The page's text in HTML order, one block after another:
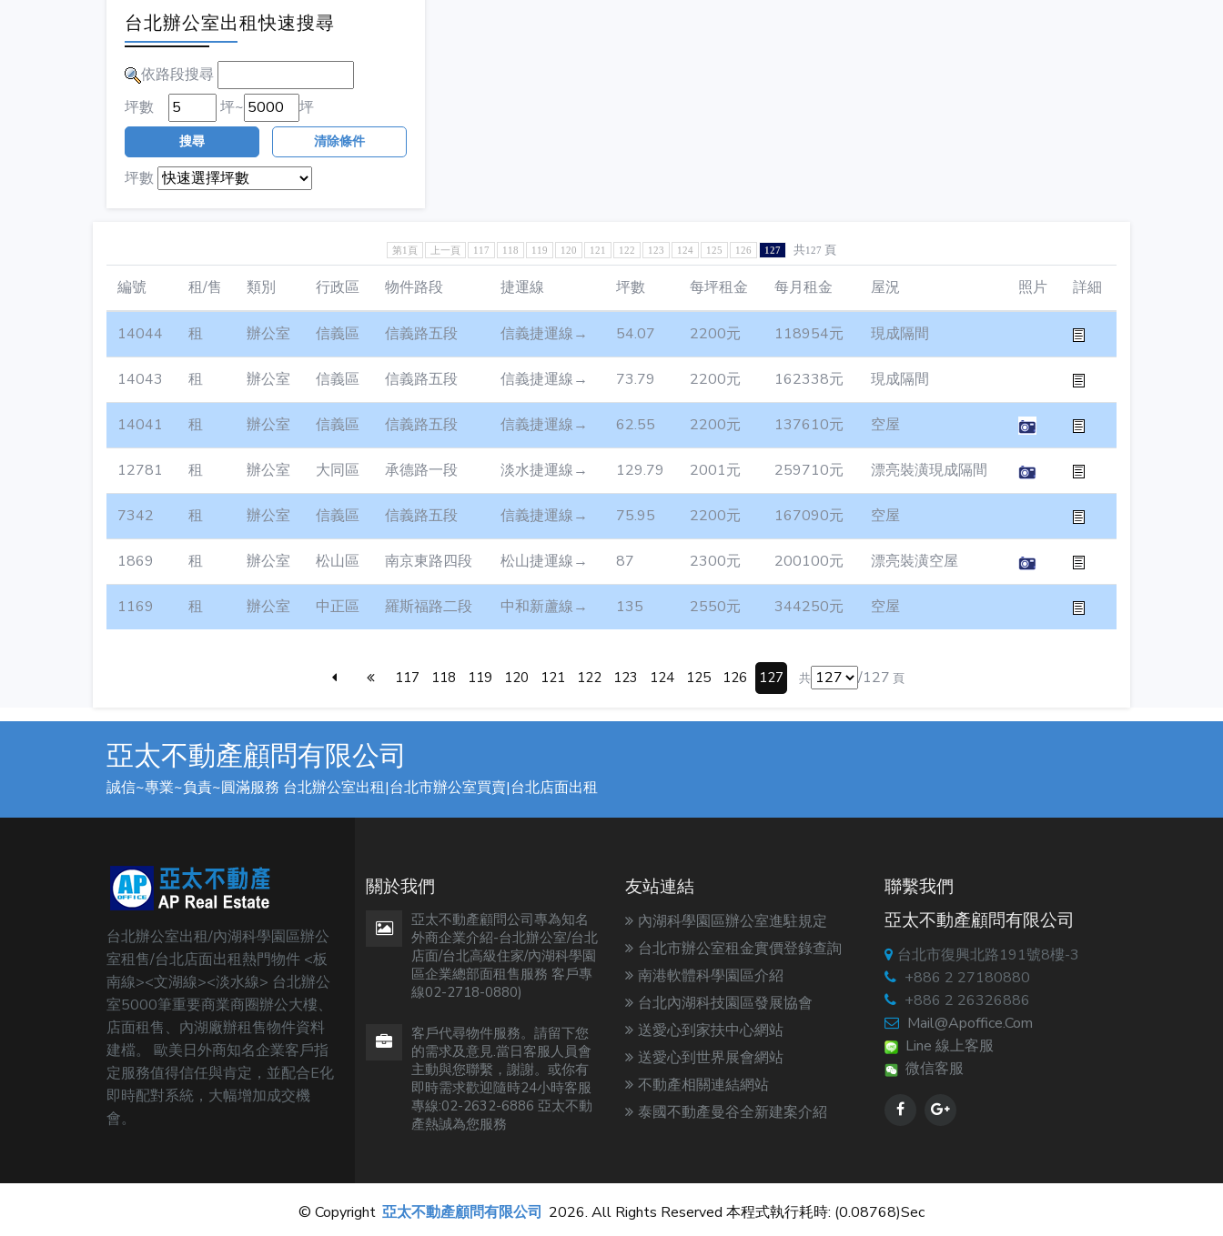
台北辦公室出租快速搜尋
依路段搜尋
坪數
坪~ 坪
搜尋 清除條件
坪數
第1頁 上一頁 117 118 119 120 121 122 123 124 125 126 127 共127 頁
編號 租/售 類別 行政區 物件路段 捷運線 坪數 每坪租金 每月租金 屋況 照片 詳細
14044 租 辦公室 信義區 信義路五段 信義捷運線→ 54.07 2200元 118954元 現成隔間
14043 租 辦公室 信義區 信義路五段 信義捷運線→ 73.79 2200元 162338元 現成隔間
14041 租 辦公室 信義區 信義路五段 信義捷運線→ 62.55 2200元 137610元 空屋
12781 租 辦公室 大同區 承德路一段 淡水捷運線→ 129.79 2001元 259710元 漂亮裝潢現成隔間
7342 租 辦公室 信義區 信義路五段 信義捷運線→ 75.95 2200元 167090元 空屋
1869 租 辦公室 松山區 南京東路四段 松山捷運線→ 87 2300元 200100元 漂亮裝潢空屋
1169 租 辦公室 中正區 羅斯福路二段 中和新蘆線→ 135 2550元 344250元 空屋
117 118 119 120 121 122 123 124 125 126 127 共 /127 頁
亞太不動產顧問有限公司
誠信~專業~負責~圓滿服務 台北辦公室出租|台北市辦公室買賣|台北店面出租
台北辦公室出租/內湖科學園區辦公
室租售/台北店面出租熱門物件 <板
南線><文湖線><淡水線> 台北辦公
室5000筆重要商業商圈辦公大樓、
店面租售、內湖廠辦租售物件資料
建檔。 歐美日外商知名企業客戶指
定服務值得信任與肯定，並配合E化
即時配對系統，大幅增加成交機
會。
關於我們
亞太不動產顧問公司專為知名
外商企業介紹-台北辦公室/台北
店面/台北高級住家/內湖科學園
區企業總部面租售服務 客戶專
線02-2718-0880)
客戶代尋物件服務。請留下您
的需求及意見.當日客服人員會
主動與您聯繫，謝謝。或你有
即時需求歡迎隨時24小時客服
專線:02-2632-6886 亞太不動
產熱誠為您服務
友站連結
內湖科學園區辦公室進駐規定
台北市辦公室租金實價登錄查詢
南港軟體科學園區介紹
台北內湖科技園區發展協會
送愛心到家扶中心網站
送愛心到世界展會網站
不動產相關連結網站
泰國不動產曼谷全新建案介紹
聯繫我們
亞太不動產顧問有限公司
台北市復興北路191號8樓-3
+886 2 27180880
+886 2 26326886
Mail@apoffice.com
Line 線上客服
微信客服
© Copyright 亞太不動產顧問有限公司 2026. All Rights Reserved 本程式執行耗時: (0.08768)sec